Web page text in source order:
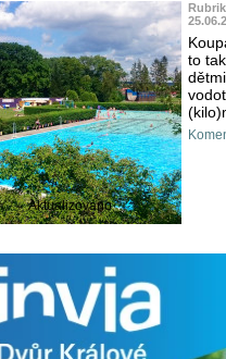
Aktualizováno
to